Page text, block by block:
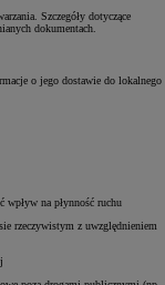
Szczegóły dotyczące
dokumentach.
o jego dostawie do lokalnego
na płynność ruchu
rzeczywistym z uwzględnieniem